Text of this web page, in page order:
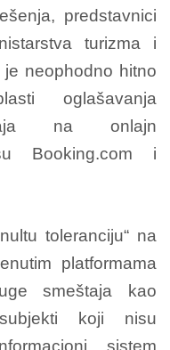
predstavnici
turizma i
neophodno hitno
oglašavanja
na onlajn
Booking.com i
toleranciju“ na
platformama
smeštaja kao
koji nisu